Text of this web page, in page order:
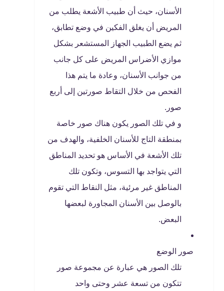
الأسنان، حيث أن طبيب الأشعة يطلب من
المريض أن يغلق الفكين في وضع تطابق،
ثم يضع الطبيب الجهاز المستشعر بشكل
موازي الأضراس المريض على كل جانب
من جوانب الأسنان، وعادة ما يتم هذا
الفحص من خلال التقاط صورتين إلى أربع
صور.
و في تلك الصور يكون هناك صور خاصة
بمنطقة التاج للأسنان الخلفية، والهدف من
تلك الأشعة في الأساس هو تحديد المناطق
التي يتواجد بها التسوس، وتكون تلك
المناطق غير مرئية، مثل النقاط التي تقوم
بالوصل بين الأسنان المجاورة لبعضها
البعض.
صور الوضع
تلك الصور هي عبارة عن مجموعة صور
تتكون من تسعة عشر وحتى واحد